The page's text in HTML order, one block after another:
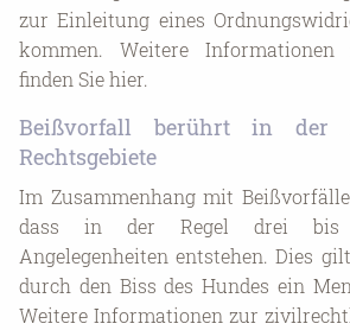
zur Einleitung eines
kommen. Weitere Informationen
finden Sie hier.
Beißvorfall berührt in der
Rechtsgebiete
Im Zusammenhang mit
dass in der Regel drei bis
Angelegenheiten entstehen. Dies
durch den Biss des Hundes ein
Weitere Informationen zur